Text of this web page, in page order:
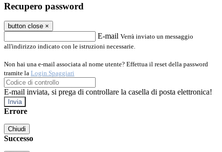
Recupero password
button close ×
E-mail Verrà inviato un messaggio
all'indirizzo indicato con le istruzioni necessarie.
Non hai una e-mail associata al nome utente? Effettua il reset della password
tramite la Login Spaggiari
E-mail inviata, si prega di controllare la casella di posta elettronica!
Errore
Chiudi
Successo